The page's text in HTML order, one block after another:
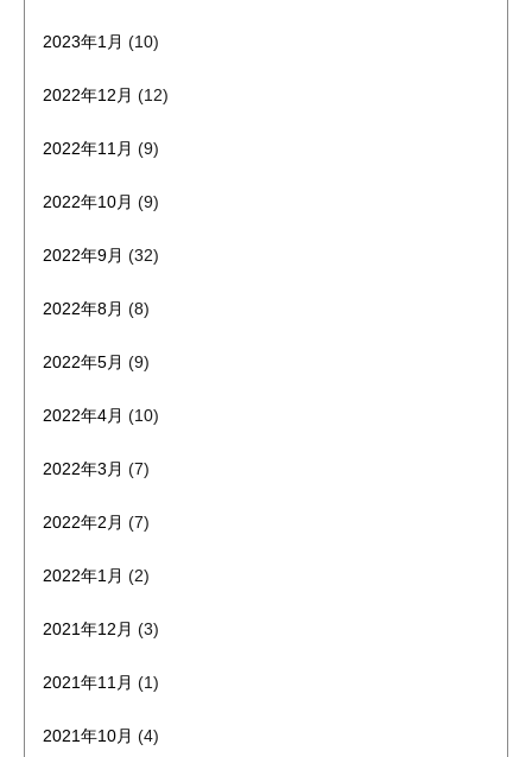
2023年1月 (10)
2022年12月 (12)
2022年11月 (9)
2022年10月 (9)
2022年9月 (32)
2022年8月 (8)
2022年5月 (9)
2022年4月 (10)
2022年3月 (7)
2022年2月 (7)
2022年1月 (2)
2021年12月 (3)
2021年11月 (1)
2021年10月 (4)